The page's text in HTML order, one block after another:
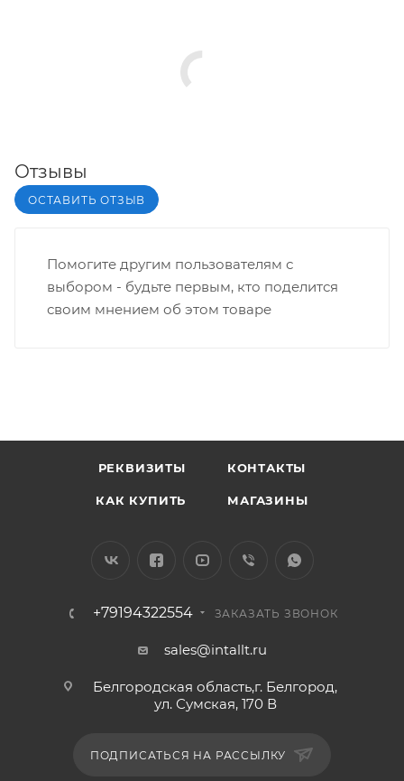
Отзывы
ОСТАВИТЬ ОТЗЫВ
Помогите другим пользователям с
выбором - будьте первым, кто поделится
своим мнением об этом товаре
РЕКВИЗИТЫ КОНТАКТЫ
КАК КУПИТЬ МАГАЗИНЫ
+79194322554 ЗАКАЗАТЬ ЗВОНОК
sales@intallt.ru
Белгородская область,г. Белгород,
ул. Сумская, 170 В
ПОДПИСАТЬСЯ НА РАССЫЛКУ